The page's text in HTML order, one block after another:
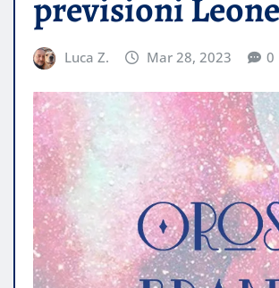
Luca Z. Mar 28, 2023 0